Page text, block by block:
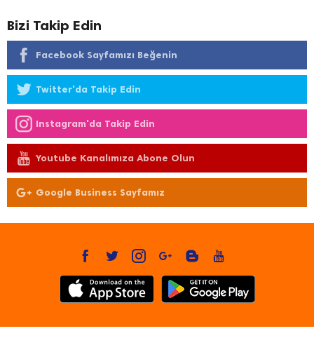
Bizi Takip Edin
Facebook Sayfamızı Beğenin
Twitter'da Takip Edin
Instagram'da Takip Edin
Youtube Kanalımıza Abone Olun
Google Business Sayfamız